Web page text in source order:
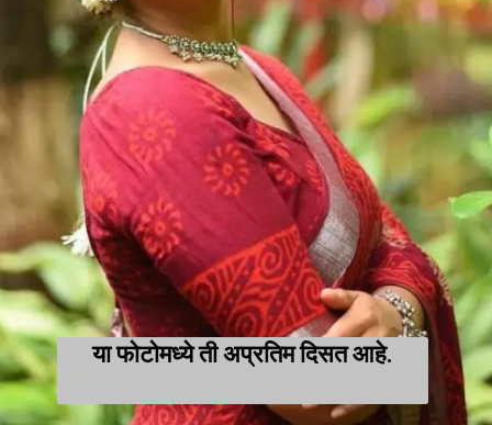
या फोटोमध्ये ती अप्रतिम दिसत आहे.